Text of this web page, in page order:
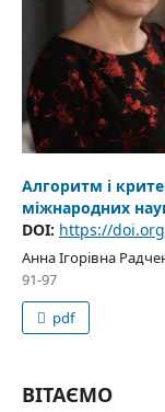
Алгоритм і
міжнародних
DOI: https://
Анна Ігорівна
91-97
pdf
ВІТАЄМО